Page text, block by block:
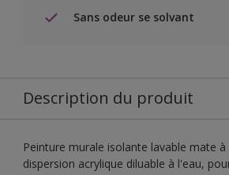
Sans odeur se solvant
Description du produit
Peinture murale isolante lavable mate à
dispersion acrylique diluable à l'eau,